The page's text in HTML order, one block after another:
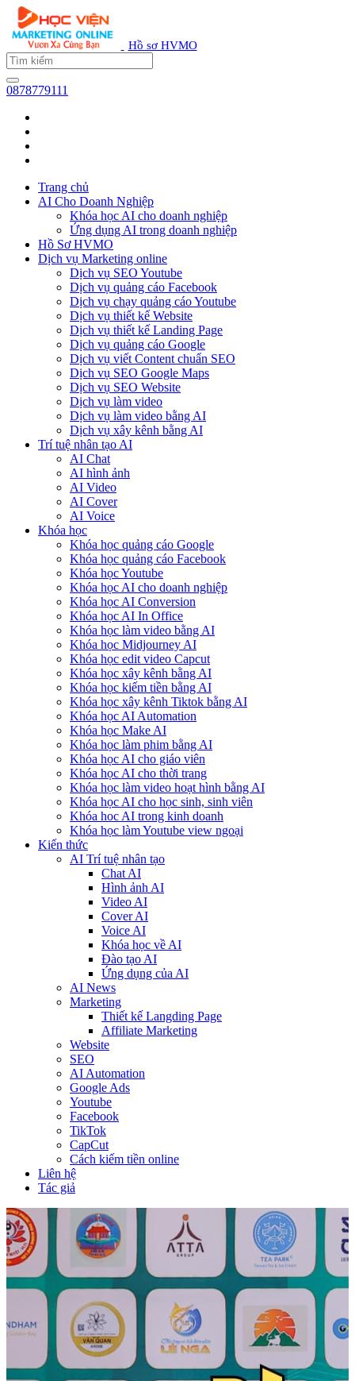
Hồ sơ HVMO
0878779111
Trang chủ
AI Cho Doanh Nghiệp
Khóa học AI cho doanh nghiệp
Ứng dụng AI trong doanh nghiệp
Hồ Sơ HVMO
Dịch vụ Marketing online
Dịch vụ SEO Youtube
Dịch vụ quảng cáo Facebook
Dịch vụ chạy quảng cáo Youtube
Dịch vụ thiết kế Website
Dịch vụ thiết kế Landing Page
Dịch vụ quảng cáo Google
Dịch vụ viết Content chuẩn SEO
Dịch vụ SEO Google Maps
Dịch vụ SEO Website
Dịch vụ làm video
Dịch vụ làm video bằng AI
Dịch vụ xây kênh bằng AI
Trí tuệ nhân tạo AI
AI Chat
AI hình ảnh
AI Video
AI Cover
AI Voice
Khóa học
Khóa học quảng cáo Google
Khóa học quảng cáo Facebook
Khóa học Youtube
Khóa học AI cho doanh nghiệp
Khóa học AI Conversion
Khóa học AI In Office
Khóa học làm video bằng AI
Khóa học Midjourney AI
Khóa học edit video Capcut
Khóa học xây kênh bằng AI
Khóa học kiếm tiền bằng AI
Khóa học xây kênh Tiktok bằng AI
Khóa học AI Automation
Khóa học Make AI
Khóa học làm phim bằng AI
Khóa học AI cho giáo viên
Khóa học AI cho thời trang
Khóa học làm video hoạt hình bằng AI
Khóa học AI cho học sinh, sinh viên
Khóa hoc AI trong kinh doanh
Khóa học làm Youtube view ngoại
Kiến thức
AI Trí tuệ nhân tạo
Chat AI
Hình ảnh AI
Video AI
Cover AI
Voice AI
Khóa học về AI
Đào tạo AI
Ứng dụng của AI
AI News
Marketing
Thiết kế Langding Page
Affiliate Marketing
Website
SEO
AI Automation
Google Ads
Youtube
Facebook
TikTok
CapCut
Cách kiếm tiền online
Liên hệ
Tác giả